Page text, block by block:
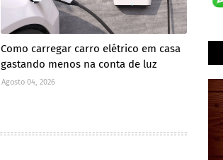
Como carregar carro elétrico em casa
gastando menos na conta de luz
Agosto 04, 2026